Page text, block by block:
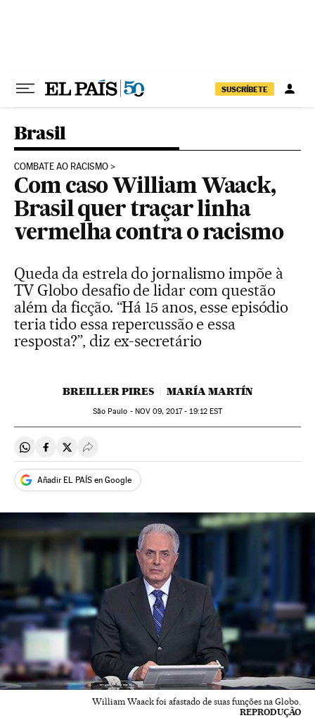
SUSCRÍBETE
Brasil
COMBATE AO RACISMO
Com caso William Waack,
Brasil quer traçar linha
vermelha contra o racismo
Queda da estrela do jornalismo impõe à
TV Globo desafio de lidar com questão
além da ficção. “Há 15 anos, esse episódio
teria tido essa repercussão e essa
resposta?”, diz ex-secretário
BREILLER PIRES MARÍA MARTÍN
São Paulo - NOV 09, 2017 - 19:12EST
Compartir en Whatsapp
Compartir en Facebook
Compartir en Twitter
Desplegar Redes Sociales
Añadir EL PAÍS en Google
William Waack foi afastado de suas funções na Globo.
REPRODUÇÃO